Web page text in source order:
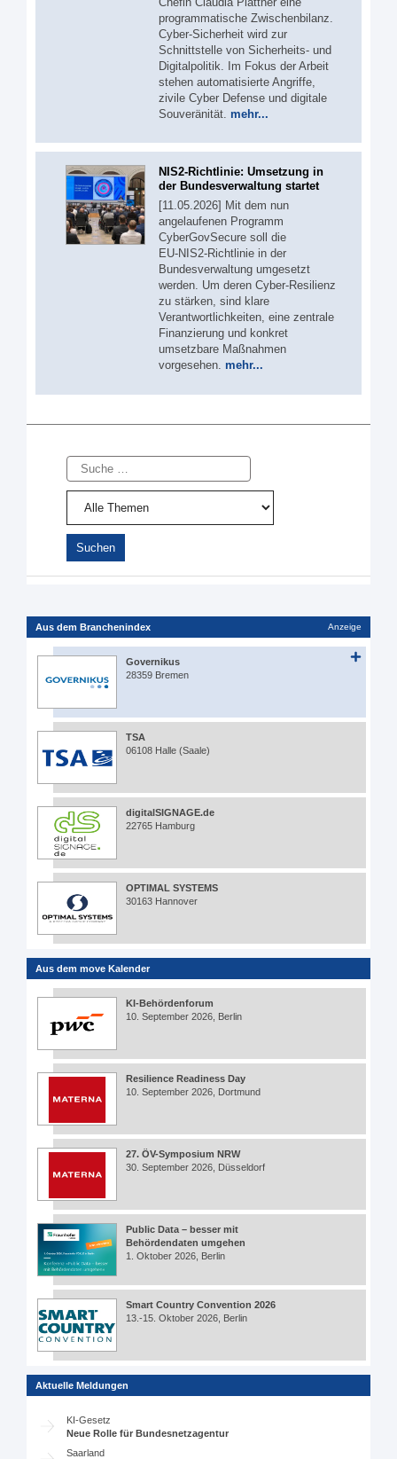
programmatische Zwischenbilanz.
Cyber-Sicherheit wird zur
Schnittstelle von Sicherheits- und
Digitalpolitik. Im Fokus der Arbeit
stehen automatisierte Angriffe,
zivile Cyber Defense und digitale
Souveränität. mehr...
NIS2-Richtlinie: Umsetzung in
der Bundesverwaltung startet
[11.05.2026] Mit dem nun
angelaufenen Programm
CyberGovSecure soll die
EU‑NIS2‑Richtlinie in der
Bundesverwaltung umgesetzt
werden. Um deren Cyber-Resilienz
zu stärken, sind klare
Verantwortlichkeiten, eine zentrale
Finanzierung und konkret
umsetzbare Maßnahmen
vorgesehen. mehr...
Suche
Aus dem Branchenindex Anzeige
Governikus
28359 Bremen
TSA
06108 Halle (Saale)
digitalSIGNAGE.de
22765 Hamburg
OPTIMAL SYSTEMS
30163 Hannover
Aus dem move Kalender
KI-Behördenforum
10. September 2026, Berlin
Resilience Readiness Day
10. September 2026, Dortmund
27. ÖV-Symposium NRW
30. September 2026, Düsseldorf
Public Data – besser mit
Behördendaten umgehen
1. Oktober 2026, Berlin
Smart Country Convention 2026
13.-15. Oktober 2026, Berlin
Aktuelle Meldungen
KI-Gesetz
Neue Rolle für Bundesnetzagentur
Saarland